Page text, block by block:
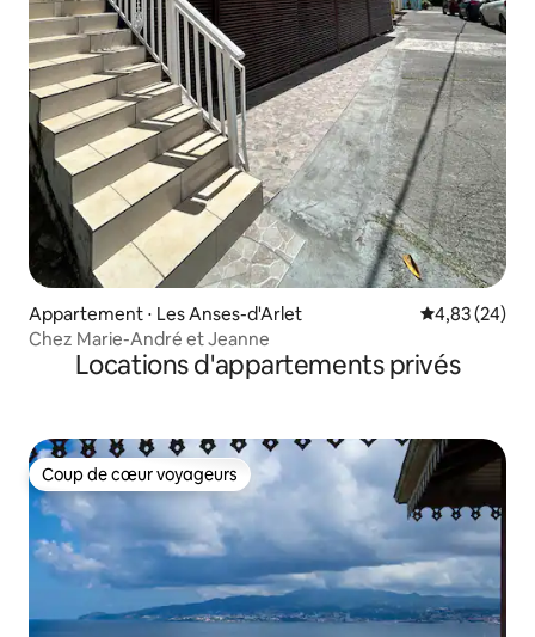
Appartement ⋅ Les Anses-d'Arlet Évaluation
4,83 (24)
Chez Marie-André et Jeanne
Locations d'appartements privés
Coup de cœur voyageurs
Coup de cœur voyageurs